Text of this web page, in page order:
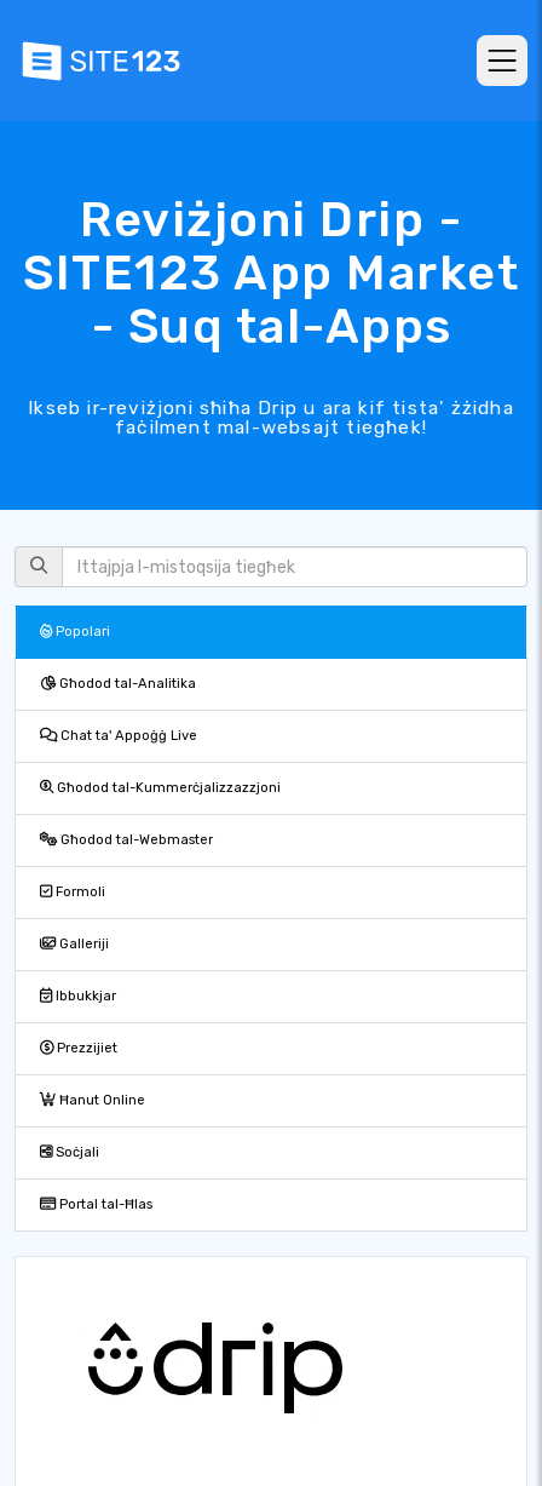
Reviżjoni Drip -
SITE123 App Market
- Suq tal-Apps
Ikseb ir-reviżjoni sħiħa Drip u ara kif tista' żżidha
faċilment mal-websajt tiegħek!
Popolari
Għodod tal-Analitika
Chat ta' Appoġġ Live
Għodod tal-Kummerċjalizzazzjoni
Għodod tal-Webmaster
Formoli
Galleriji
Ibbukkjar
Prezzijiet
Ħanut Online
Soċjali
Portal tal-Ħlas